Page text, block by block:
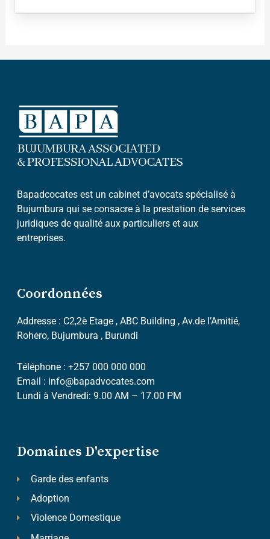
Bapadcocates est un cabinet d’avocats spécialisé à
Bujumbura qui se consacre à la prestation de services
juridiques de qualité aux particuliers et aux
entreprises.
Coordonnées
Addresse : C2,2è Etage , ABC Building , Av.de l’Amitié,
Rohero, Bujumbura , Burundi
Téléphone : +257 000 000 000
Email : info@bapadvocates.com
Lundi à Vendredi: 9.00 AM – 17.00 PM
Domaines D'expertise
Garde des enfants
Adoption
Violence Domestique